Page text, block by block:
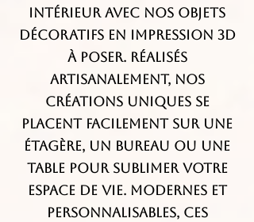
intérieur avec nos objets
décoratifs en impression 3D
à poser. Réalisés
artisanalement, nos
créations uniques se
placent facilement sur une
étagère, un bureau ou une
table pour sublimer votre
espace de vie. Modernes et
personnalisables, ces